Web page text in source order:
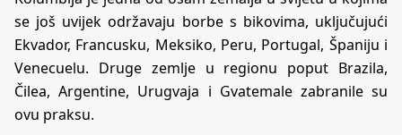
se još uvijek održavaju borbe s bikovima, uključujući
Ekvador, Francusku, Meksiko, Peru, Portugal, Španiju i
Venecuelu. Druge zemlje u regionu poput Brazila,
Čilea, Argentine, Urugvaja i Gvatemale zabranile su
ovu praksu.